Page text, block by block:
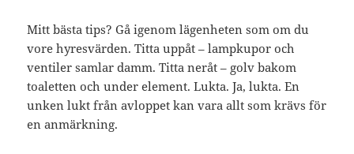
Mitt bästa tips? Gå igenom lägenheten som om du
vore hyresvärden. Titta uppåt – lampkupor och
ventiler samlar damm. Titta neråt – golv bakom
toaletten och under element. Lukta. Ja, lukta. En
unken lukt från avloppet kan vara allt som krävs för
en anmärkning.